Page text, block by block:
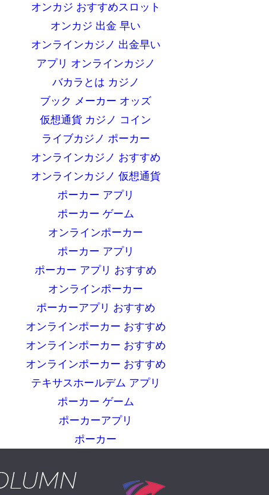
オンカジ おすすめスロット
オンカジ 出金 早い
オンラインカジノ 出金早い
アプリ オンラインカジノ
バカラとは カジノ
ブック メーカー オッズ
仮想通貨 カジノ コイン
ライブカジノ ポーカー
オンラインカジノ おすすめ
オンラインカジノ 仮想通貨
ポーカー アプリ
ポーカー ゲーム
オンラインポーカー
ポーカー アプリ
ポーカー アプリ おすすめ
オンラインポーカー
ポーカーアプリ おすすめ
オンラインポーカー おすすめ
オンラインポーカー おすすめ
オンラインポーカー おすすめ
テキサスホールデム アプリ
ポーカー ゲーム
ポーカーアプリ
ポーカー